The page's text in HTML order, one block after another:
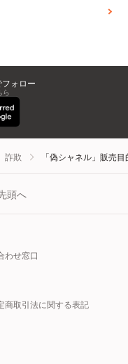
ォロー
ら
詐欺 「偽シャネル」販売
頭へ
わせ窓口
商取引法に関する表記